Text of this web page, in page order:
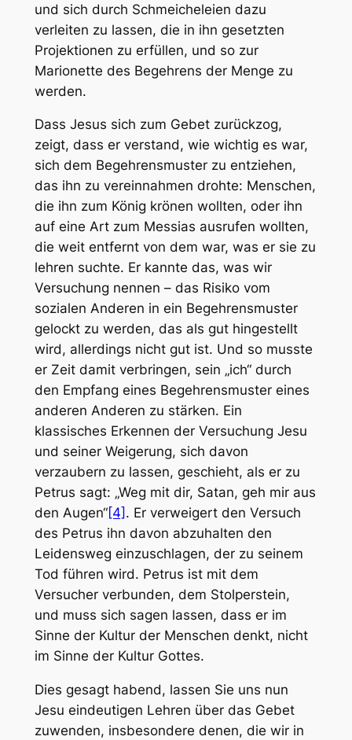
und sich durch Schmeicheleien dazu
verleiten zu lassen, die in ihn gesetzten
Projektionen zu erfüllen, und so zur
Marionette des Begehrens der Menge zu
werden.
Dass Jesus sich zum Gebet zurückzog,
zeigt, dass er verstand, wie wichtig es war,
sich dem Begehrensmuster zu entziehen,
das ihn zu vereinnahmen drohte: Menschen,
die ihn zum König krönen wollten, oder ihn
auf eine Art zum Messias ausrufen wollten,
die weit entfernt von dem war, was er sie zu
lehren suchte. Er kannte das, was wir
Versuchung nennen – das Risiko vom
sozialen Anderen in ein Begehrensmuster
gelockt zu werden, das als gut hingestellt
wird, allerdings nicht gut ist. Und so musste
er Zeit damit verbringen, sein „ich“ durch
den Empfang eines Begehrensmuster eines
anderen Anderen zu stärken. Ein
klassisches Erkennen der Versuchung Jesu
und seiner Weigerung, sich davon
verzaubern zu lassen, geschieht, als er zu
Petrus sagt: „Weg mit dir, Satan, geh mir aus
den Augen“[4] . Er verweigert den Versuch
des Petrus ihn davon abzuhalten den
Leidensweg einzuschlagen, der zu seinem
Tod führen wird. Petrus ist mit dem
Versucher verbunden, dem Stolperstein,
und muss sich sagen lassen, dass er im
Sinne der Kultur der Menschen denkt, nicht
im Sinne der Kultur Gottes.
Dies gesagt habend, lassen Sie uns nun
Jesu eindeutigen Lehren über das Gebet
zuwenden, insbesondere denen, die wir in